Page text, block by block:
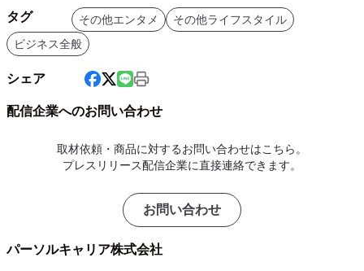
タグ その他エンタメ
その他ライフスタイル
ビジネス全般
シェア
配信企業へのお問い合わせ
取材依頼・商品に対するお問い合わせはこちら。
プレスリリース配信企業に直接連絡できます。
お問い合わせ
パーソルキャリア株式会社